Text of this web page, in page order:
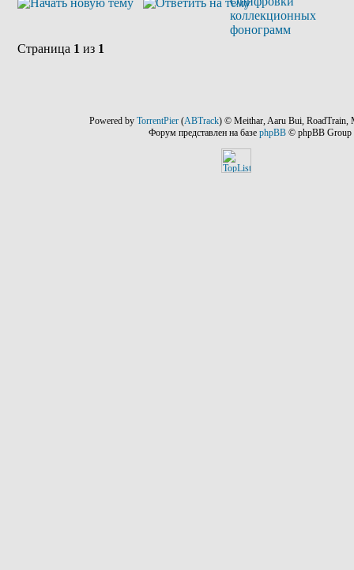
коллекционных
фонограмм
Страница 1 из 1
Powered by TorrentPier(ABTrack) © Meithar, Aaru Bui, RoadTrain,
Форум представлен на базе phpBB © phpBB Group